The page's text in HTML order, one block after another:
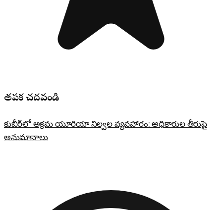
తప్పక చదవండి
కుబీర్‌లో అక్రమ యూరియా నిల్వల వ్యవహారం: అధికారుల తీరుపై
అనుమానాలు